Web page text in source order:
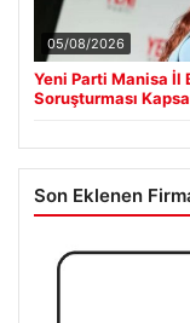
05/08/2026
Yeni Parti Manisa İl
Soruşturması
Son Eklenen